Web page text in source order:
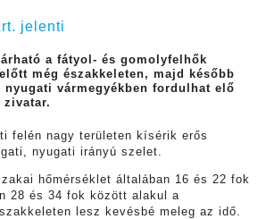
jelenti
a fátyol- és gomolyfelhők
még északkeleten, majd később
vármegyékben fordulhat elő
zivatar.
felén nagy területen kísérik erős
nyugati irányú szelet.
hőmérséklet általában 16 és 22 fok
28 és 34 fok között alakul a
lesz kevésbé meleg az idő.